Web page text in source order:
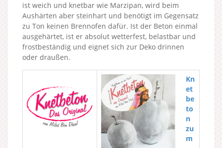
ist weich und knetbar wie Marzipan, wird beim
Aushärten aber steinhart und benötigt im Gegensatz
zu Ton keinen Brennofen dafür. Ist der Beton einmal
ausgehärtet, ist er absolut wetterfest, belastbar und
frostbeständig und eignet sich zur Deko drinnen
oder draußen.
Kn
et
be
to
n
zu
m